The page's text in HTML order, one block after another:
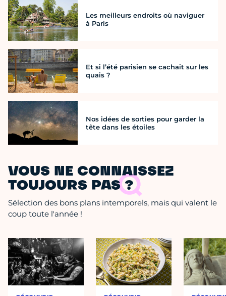
Les meilleurs endroits où naviguer
à Paris
Et si l’été parisien se cachait sur les
quais ?
Nos idées de sorties pour garder la
tête dans les étoiles
VOUS NE CONNAISSEZ
TOUJOURS PAS ?
Sélection des bons plans intemporels, mais qui valent le
coup toute l'année !